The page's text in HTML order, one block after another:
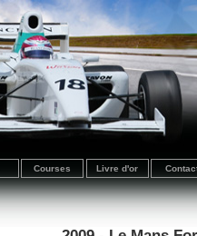
Courses Livre d'or